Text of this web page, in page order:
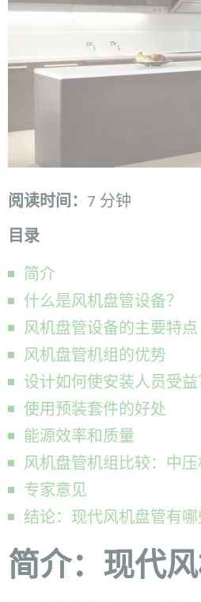
阅读时间： 7 分钟
目录
简介
什么是风机盘管设备？
风机盘管设备的主要特点
风机盘管机组的优势
设计如何使安装人员受益
使用预装套件的好处
能源效率和质量
风机盘管机组比较：中
专家意见
结论：现代风机盘管有哪
简介：现代